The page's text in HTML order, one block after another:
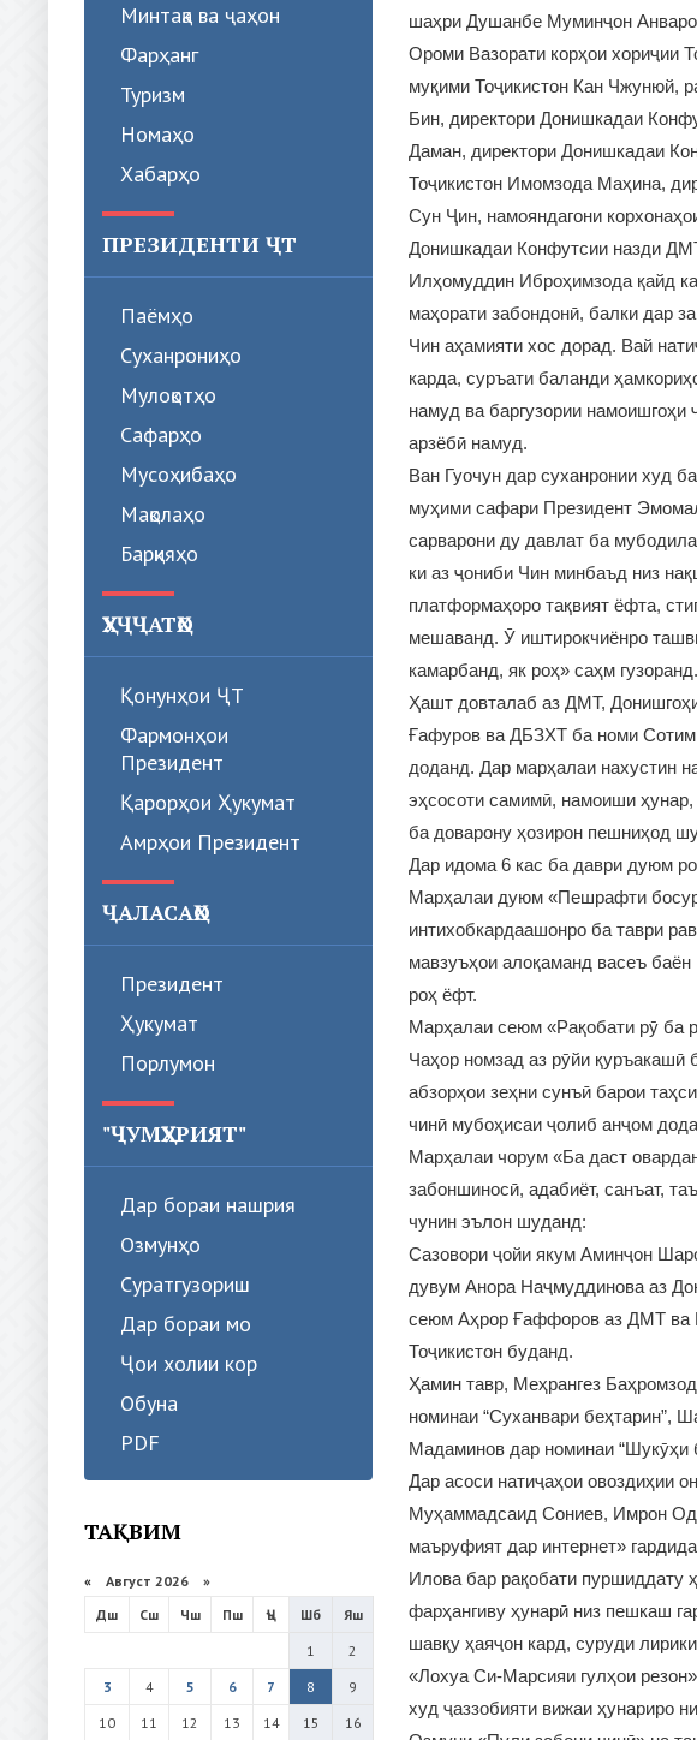
Минтақа ва ҷаҳон
Фарҳанг
Туризм
Номаҳо
Хабарҳо
ПРЕЗИДЕНТИ ҶТ
Паёмҳо
Суханрониҳо
Мулоқотҳо
Сафарҳо
Мусоҳибаҳо
Мақолаҳо
Барқияҳо
ҲУҶҶАТҲО
Қонунҳои ҶТ
Фармонҳои
Президент
Қарорҳои Ҳукумат
Амрҳои Президент
ҶАЛАСАҲО
Президент
Ҳукумат
Порлумон
"ҶУМҲУРИЯТ"
Дар бораи нашрия
Озмунҳо
Суратгузориш
Дар бораи мо
Ҷои холии кор
Обуна
PDF
ТАҚВИМ
« Август 2026 »
Дш
Сш Чш Пш Ҷъ Шб
Яш
1
2
3
4 5 6 7 8
9
10
11 12 13 14 15
16
шаҳри Душанбе Муминҷон
Ороми Вазорати корҳои хориҷии
муқими Тоҷикистон Кан Чжунюй,
Бин, директори Донишкадаи
Даман, директори Донишкадаи
Тоҷикистон Имомзода Маҳина,
Сун Ҷин, намояндагони
Донишкадаи Конфутсии назди
Илҳомуддин Иброҳимзода қайд
маҳорати забондонӣ, балки дар
Чин аҳамияти хос дорад. Вай
карда, суръати баланди
намуд ва баргузории
арзёбӣ намуд.
Ван Гуочун дар суханронии худ
муҳими сафари Президент
сарварони ду давлат ба
ки аз ҷониби Чин минбаъд низ
платформаҳоро тақвият ёфта,
мешаванд. Ӯ иштирокчиёнро
камарбанд, як роҳ» саҳм гузоранд.
Ҳашт довталаб аз ДМТ,
Ғафуров ва ДБЗХТ ба номи
доданд. Дар марҳалаи нахустин
эҳсосоти самимӣ, намоиши
ба доварону ҳозирон пешниҳод
Дар идома 6 кас ба даври дуюм
Марҳалаи дуюм «Пешрафти
интихобкардаашонро ба таври
мавзуъҳои алоқаманд васеъ
роҳ ёфт.
Марҳалаи сеюм «Рақобати рӯ ба
Чаҳор номзад аз рӯйи қуръакашӣ
абзорҳои зеҳни сунъӣ барои
чинӣ мубоҳисаи ҷолиб анҷом
Марҳалаи чорум «Ба даст
забоншиносӣ, адабиёт, санъат,
чунин эълон шуданд:
Сазовори ҷойи якум Аминҷон
дувум Анора Наҷмуддинова аз
сеюм Аҳрор Ғаффоров аз ДМТ ва
Тоҷикистон буданд.
Ҳамин тавр, Меҳрангез
номинаи “Суханвари беҳтарин”,
Мадаминов дар номинаи “Шукӯҳи
Дар асоси натиҷаҳои овоздиҳии
Муҳаммадсаид Сониев, Имрон
маъруфият дар интернет»
Илова бар рақобати пуршиддату
фарҳангиву ҳунарӣ низ пешкаш
шавқу ҳаяҷон кард, суруди
«Лохуа Си-Марсияи гулҳои
худ ҷаззобияти вижаи ҳунариро